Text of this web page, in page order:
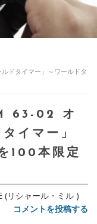
ドタイマー」～ワールドタ
63-02 オ
イマー」
100本限定
(リシャール・ミル )
コメントを投稿する